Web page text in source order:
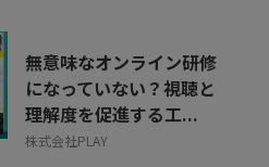
無意味なオンライン研修
になっていない？視聴と
理解度を促進する工...
株式会社PLAY